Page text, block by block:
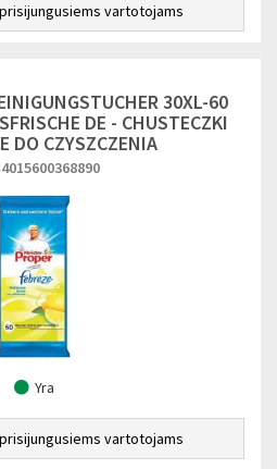
vartotojams
30XL-60
DE - CHUSTECZKI
DO CZYSZCZENIA
Yra
vartotojams